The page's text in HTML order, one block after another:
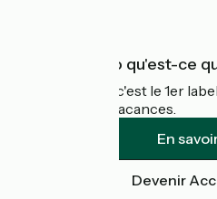
Accueil Vélo qu'est-ce
Accueil Vélo c'est le 1er
cyclistes en vacances.
En
Devenir